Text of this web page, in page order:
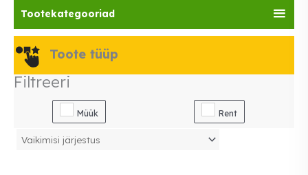
Tootekategooriad
Toote tüüp
Filtreeri
Müük Rent